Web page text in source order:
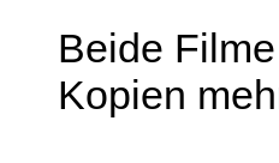
Beide
Kopien